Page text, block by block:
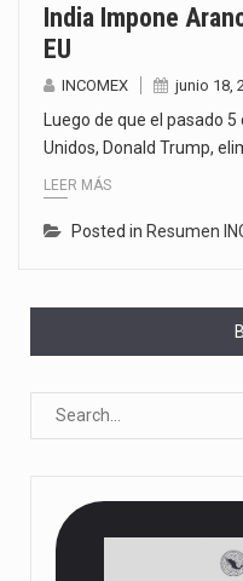
India Impone
EU
INCOMEX junio 18,
Luego de que el pasado
Unidos, Donald Trump,
LEER MÁS
Posted in Resumen